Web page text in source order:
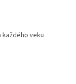
veku